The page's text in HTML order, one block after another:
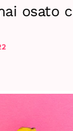
osato